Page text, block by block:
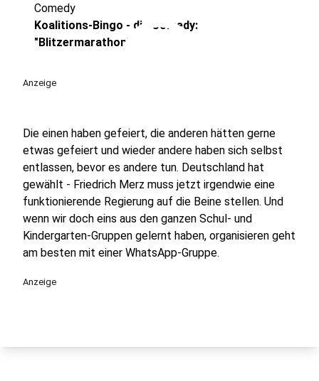
play_circle
Comedy
Koalitions-Bingo - die Comedy:
"Blitzermarathon"
Anzeige
Die einen haben gefeiert, die anderen hätten gerne
etwas gefeiert und wieder andere haben sich selbst
entlassen, bevor es andere tun. Deutschland hat
gewählt - Friedrich Merz muss jetzt irgendwie eine
funktionierende Regierung auf die Beine stellen. Und
wenn wir doch eins aus den ganzen Schul- und
Kindergarten-Gruppen gelernt haben, organisieren geht
am besten mit einer WhatsApp-Gruppe.
Anzeige